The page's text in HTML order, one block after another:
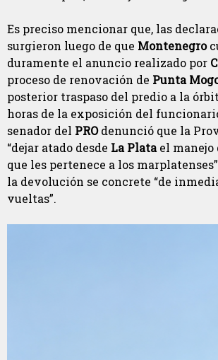
Es preciso mencionar que, las
surgieron luego de que Montenegro
duramente el anuncio realizado por
proceso de renovación de Punta
posterior traspaso del predio a la
horas de la exposición del
senador del PROdenunció que la
“dejar atado desde La Platael manejo
que les pertenece a los
la devolución se concrete “de
vueltas”.